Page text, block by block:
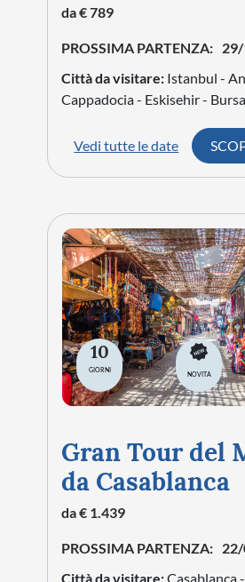
da € 789
PROSSIMA PARTENZA:
Città da visitare: Istanbul -
Cappadocia - Eskisehir - Bursa
Vedi tutte le date
10
GIORNI
NOVITA
Gran Tour del
da Casablanca
da € 1.439
PROSSIMA PARTENZA:
Città da visitare:Casablanca